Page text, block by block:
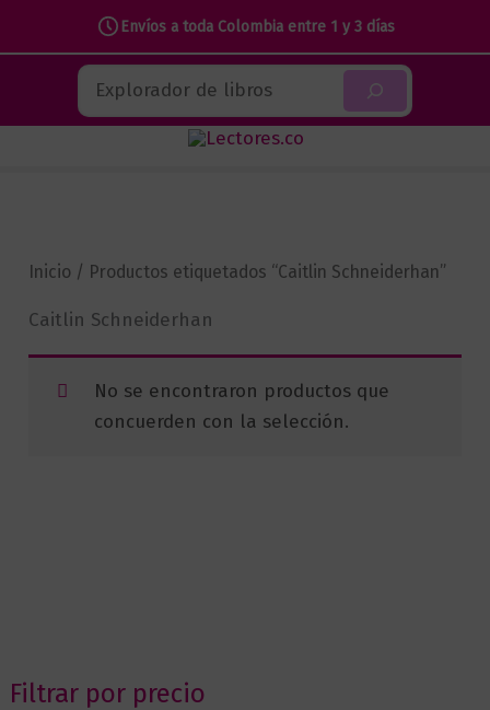
Envíos a toda Colombia entre 1 y 3 días
contenido
Buscar
Filtrar por precio
Inicio / Productos etiquetados “Caitlin Schneiderhan”
Caitlin Schneiderhan
No se encontraron productos que
concuerden con la selección.